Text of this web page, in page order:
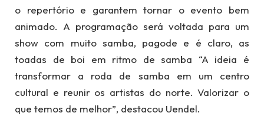
o repertório e garantem tornar o evento bem
animado. A programação será voltada para um
show com muito samba, pagode e é claro, as
toadas de boi em ritmo de samba “A ideia é
transformar a roda de samba em um centro
cultural e reunir os artistas do norte. Valorizar o
que temos de melhor”, destacou Uendel.